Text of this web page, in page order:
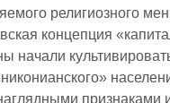
религиозного
концепция
начали
признаками